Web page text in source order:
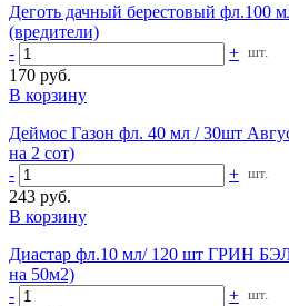
Деготь дачный берестовый фл.100
(вредители)
-
+ шт.
170 руб.
В корзину
Деймос Газон фл. 40 мл / 30шт
на 2 сот)
-
+ шт.
243 руб.
В корзину
Диастар фл.10 мл/ 120 шт ГРИН
на 50м2)
-
+ шт.